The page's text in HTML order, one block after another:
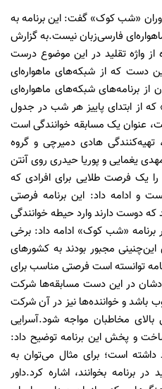
«شب کوک» گفت: این برنامه به
فارسی‌زبان نیست.به گزارش
از واژه تقلید در این موضوع درست
دست که از شبکه‌های ماهواره‌ای
برنامه‌های شبکه‌های ماهواره‌ای
از ابتدای پاییز هر شب در جدول
عنوان یک مسابقه خوانندگی است
تهیه‌کنندگی هادی دمیرچی و گروه
یغمایی و پوریا حیدری روی آنتن
یک فرصت طلایی برای افرادی که
و ادامه داد: این برنامه فرصتی
که دوست دارند وارد حیطه خوانندگی
برنامه «شب کوک» ادامه داد: برخی
مجبور بودند به کشورهای
توانسته است فرصتی مناسب برای
در این دست مسابقه‌ها شرکت
باشد و خواننده‌ها نیز در آن شرکت
بالای مخاطبان مواجه شود.آسرایی
و پخش این برنامه توضیح داد:
است؛ برای مثال می‌توان به
برنامه بخوانند، اشاره کرد.داور